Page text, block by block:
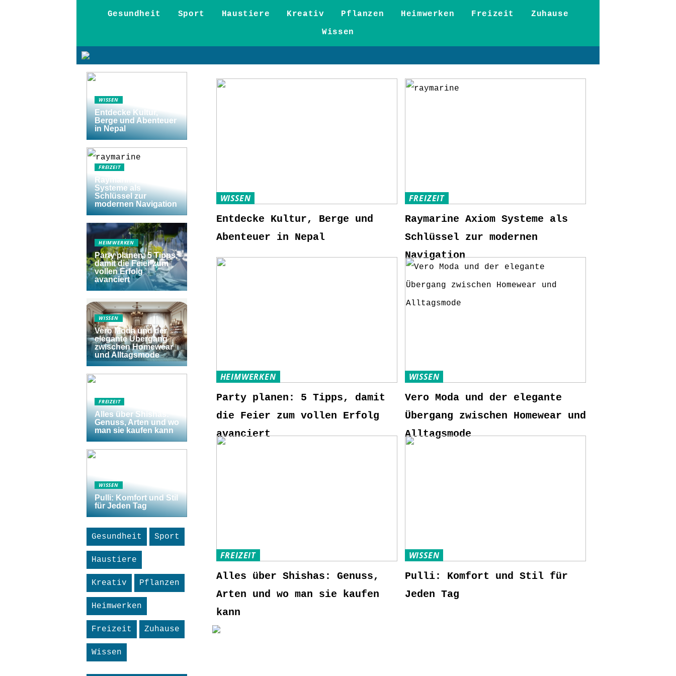
Gesundheit Sport Haustiere Kreativ Pflanzen Heimwerken Freizeit
Zuhause
Wissen
WISSEN
Entdecke Kultur, Berge und
Abenteuer in Nepal
FREIZEIT
Raymarine Axiom Systeme als
Schlüssel zur modernen
Navigation
HEIMWERKEN
Party planen: 5 Tipps, damit
die Feier zum vollen Erfolg
avanciert
WISSEN
Vero Moda und der elegante
Übergang zwischen Homewear und
Alltagsmode
FREIZEIT
Alles über Shishas: Genuss,
Arten und wo man sie kaufen
kann
WISSEN
Pulli: Komfort und Stil für
Jeden Tag
WISSEN
Entdecke Kultur,
Berge und Abenteuer
in Nepal
FREIZEIT
Raymarine Axiom
Systeme als
Schlüssel zur
modernen Navigation
HEIMWERKEN
Party planen: 5 Tipps,
damit die Feier zum
vollen Erfolg
avanciert
WISSEN
Vero Moda und der
elegante Übergang
zwischen Homewear
und Alltagsmode
FREIZEIT
Alles über Shishas:
Genuss, Arten und wo
man sie kaufen kann
WISSEN
Pulli: Komfort und Stil
für Jeden Tag
Gesundheit Sport
Haustiere
Kreativ Pflanzen
Heimwerken
Freizeit Zuhause
Wissen